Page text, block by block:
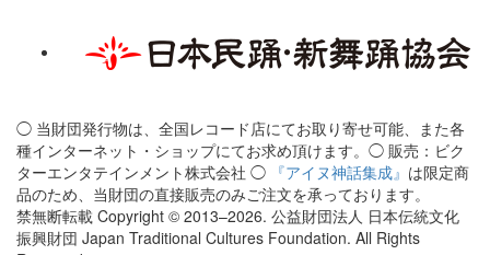
◯ 当財団発行物は、全国レコード店にてお取り寄せ可能、また各
種インターネット・ショップにてお求め頂けます。◯ 販売：ビク
ターエンタテインメント株式会社 ◯ 『アイヌ神話集成』 は限定商
品のため、当財団の直接販売のみご注文を承っております。
禁無断転載 Copyright © 2013–2026. 公益財団法人 日本伝統文化
振興財団 Japan Traditional Cultures Foundation. All Rights